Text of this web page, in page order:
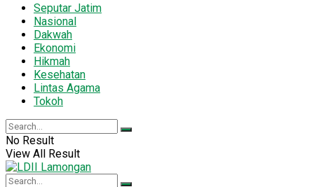
Seputar Jatim
Nasional
Dakwah
Ekonomi
Hikmah
Kesehatan
Lintas Agama
Tokoh
No Result
View All Result